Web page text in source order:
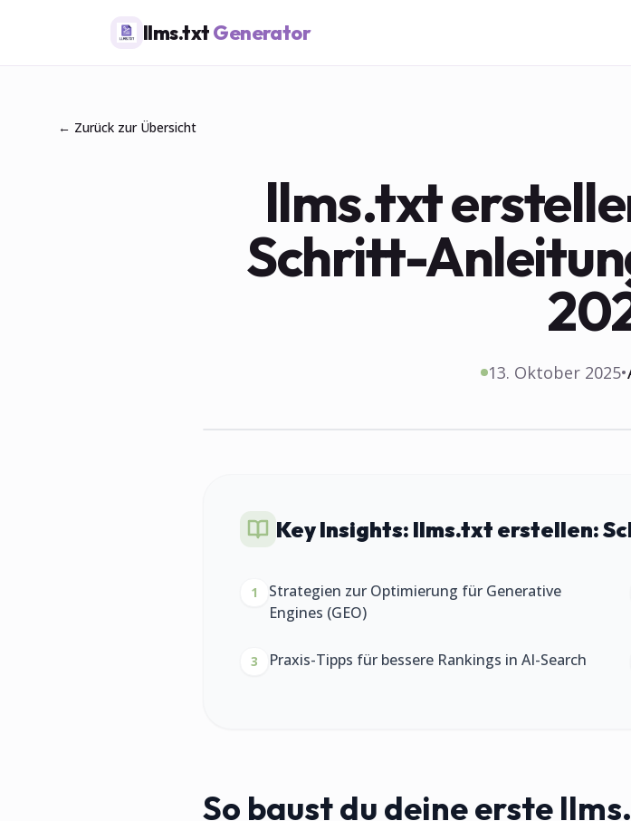
llms.txtGenerator
← Zurück zur Übersicht
llms.txt
Schritt-
13. Oktober 2025•
Key Insights: llms.txt erstellen:
1
Strategien zur Optimierung für Generative
Engines (GEO)
3 Praxis-Tipps für bessere Rankings in AI-Search
So baust du deine erste